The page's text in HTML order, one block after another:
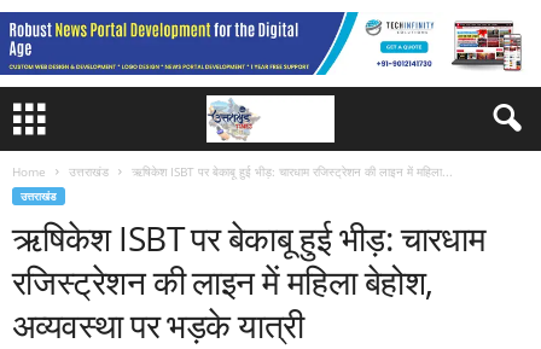
Home उत्तराखंड ऋषिकेश ISBT पर बेकाबू हुई भीड़: चारधाम रजिस्ट्रेशन की लाइन में महिला...
उत्तराखंड
ऋषिकेश ISBT पर बेकाबू हुई भीड़: चारधाम
रजिस्ट्रेशन की लाइन में महिला बेहोश,
अव्यवस्था पर भड़के यात्री